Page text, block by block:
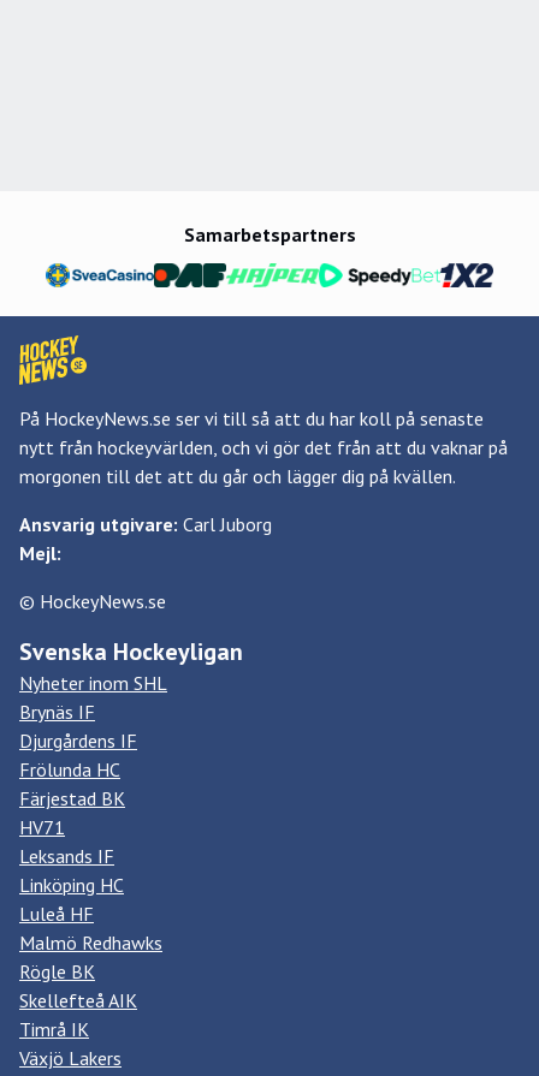
Samarbetspartners
På HockeyNews.se ser vi till så att du har koll på senaste
nytt från hockeyvärlden, och vi gör det från att du vaknar på
morgonen till det att du går och lägger dig på kvällen.
Ansvarig utgivare: Carl Juborg
Mejl:
© HockeyNews.se
Svenska Hockeyligan
Nyheter inom SHL
Brynäs IF
Djurgårdens IF
Frölunda HC
Färjestad BK
HV71
Leksands IF
Linköping HC
Luleå HF
Malmö Redhawks
Rögle BK
Skellefteå AIK
Timrå IK
Växjö Lakers